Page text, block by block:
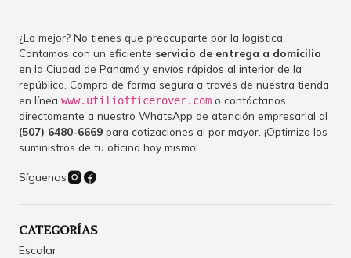
¿Lo mejor? No tienes que preocuparte por la logística.
Contamos con un eficiente servicio de entrega a domicilio
en la Ciudad de Panamá y envíos rápidos al interior de la
república. Compra de forma segura a través de nuestra tienda
en línea www.utiliofficerover.com o contáctanos
directamente a nuestro WhatsApp de atención empresarial al
(507) 6480-6669 para cotizaciones al por mayor. ¡Optimiza los
suministros de tu oficina hoy mismo!
Síguenos
CATEGORÍAS
Escolar